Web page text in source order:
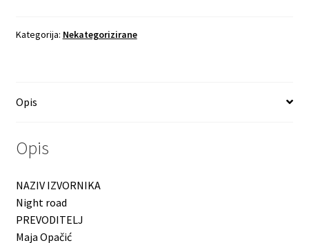
Kategorija: Nekategorizirane
Opis
Opis
NAZIV IZVORNIKA
Night road
PREVODITELJ
Maja Opačić